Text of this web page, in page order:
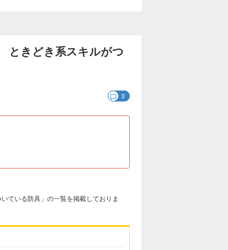
ときどき系スキルがつ
3
ている防具」の一覧を掲載しておりま